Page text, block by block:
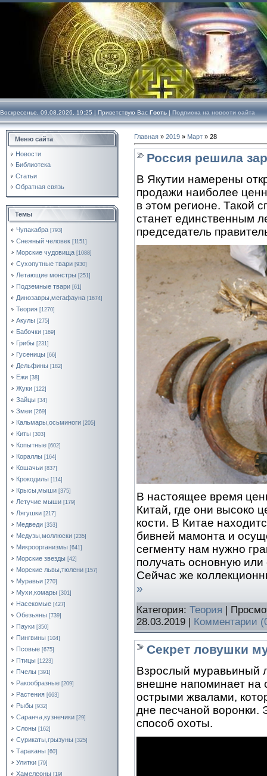
Воскресенье, 09.08.2026, 19:25 | Приветствую Вас Гость | Подписка на новости сайта
Меню сайта
Новости
Библиотека
Статьи
Обратная связь
Темы
Чупакабра [793]
Снежный человек [1151]
Морские чудовища [1088]
Сухопутные твари [930]
Летающие монстры [251]
Подземные твари [61]
Динозавры,мегафауна [1674]
Теория [1270]
Акулы [275]
Бабочки [169]
Грибы [231]
Гусеницы [66]
Дельфины [182]
Ежи [38]
Жуки [122]
Зайцы [34]
Змеи [269]
Кальмары,осьминоги [205]
Киты [303]
Копытные [602]
Кораллы [164]
Кошачьи [837]
Крокодилы [114]
Крысы,мыши [375]
Летучие мыши [179]
Лягушки [217]
Медведи [353]
Медузы,моллюски [235]
Микроорганизмы [641]
Морские звезды [42]
Морские львы,тюлени [157]
Муравьи [270]
Мухи,комары [301]
Насекомые [427]
Обезьяны [739]
Пауки [350]
Пингвины [104]
Псовые [675]
Птицы [1223]
Пчелы [391]
Ракообразные [209]
Растения [663]
Рыбы [932]
Саранча,кузнечики [29]
Слоны [162]
Сурикаты,грызуны [325]
Тараканы [60]
Улитки [79]
Хамелеоны [19]
Главная » 2019 » Март » 28
Россия решила
В Якутии намерены
продажи наиболее
в этом регионе. Такой
станет единственным
председатель
В настоящее время
Китай, где они высоко
кости. В Китае
бивней мамонта и
сегменту нам нужно
получать основную
Сейчас же
»
Категория: Теория |
28.03.2019
Комментарии
Секрет ловушки
Взрослый муравьиный
внешне напоминает на
острыми жвалами,
дне песчаной воронки.
способ охоты.